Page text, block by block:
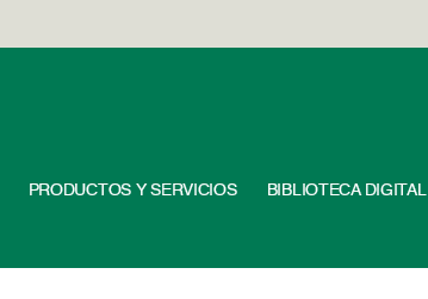
PRODUCTOS Y SERVICIOS BIBLIOTECA DIGITAL